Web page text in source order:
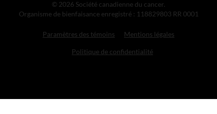
© 2026 Société canadienne du cancer.
Organisme de bienfaisance enregistré : 118829803 RR 0001
Paramètres des témoins Mentions légales
Politique de confidentialité